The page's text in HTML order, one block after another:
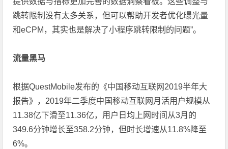
跳转限制没有太多关系，但可以帮助开发者优化曝光量
和eCPM，其实也是解决了小程序跳转限制的问题”。
流量黑马
根据QuestMobile发布的《中国移动互联网2019半年大
报告》，2019年二季度中国移动互联网月活用户规模从
11.38亿下滑至11.36亿，用户日均上网时间从3月的
349.6分钟增长至358.2分钟，但时长增速从11.8%降至
6%。